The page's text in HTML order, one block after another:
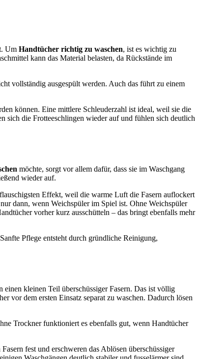
Um Handtücher richtig zu waschen, ist es wichtig zu
kann das Material belasten, da Rückstände im
vollständig ausgespült werden. Auch das führt zu einem
können. Eine mittlere Schleuderzahl ist ideal, weil sie die
sich die Frotteeschlingen wieder auf und fühlen sich deutlich
möchte, sorgt vor allem dafür, dass sie im Waschgang
wieder auf.
Effekt, weil die warme Luft die Fasern auflockert
dann, wenn Weichspüler im Spiel ist. Ohne Weichspüler
vorher kurz ausschütteln – das bringt ebenfalls mehr
Pflege entsteht durch gründliche Reinigung,
einen kleinen Teil überschüssiger Fasern. Das ist völlig
vor dem ersten Einsatz separat zu waschen. Dadurch lösen
Trockner funktioniert es ebenfalls gut, wenn Handtücher
fest und erschweren das Ablösen überschüssiger